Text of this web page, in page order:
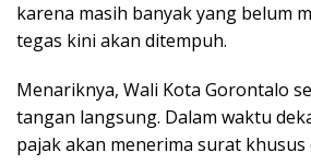
karena masih banyak yang belum
tegas kini akan ditempuh.
Menariknya, Wali Kota Gorontalo
tangan langsung. Dalam waktu
pajak akan menerima surat